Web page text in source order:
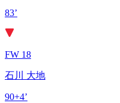
83’
FW 18
石川 大地
90+4’